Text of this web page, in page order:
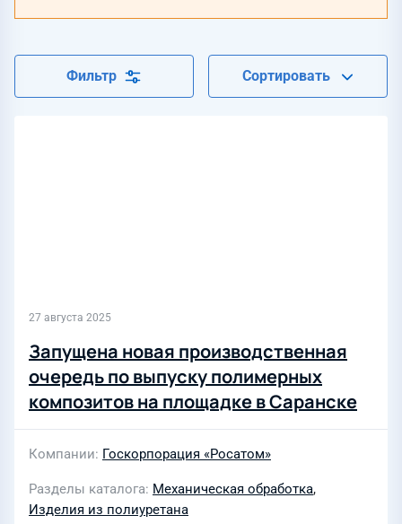
Фильтр Сортировать
27 августа 2025
Запущена новая производственная
очередь по выпуску полимерных
композитов на площадке в Саранске
Компании Госкорпорация «Росатом»
Разделы каталога Механическая обработка,
Изделия из полиуретана